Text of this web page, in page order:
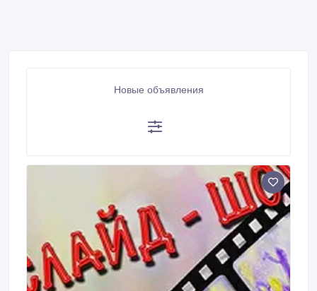
Новые объявления